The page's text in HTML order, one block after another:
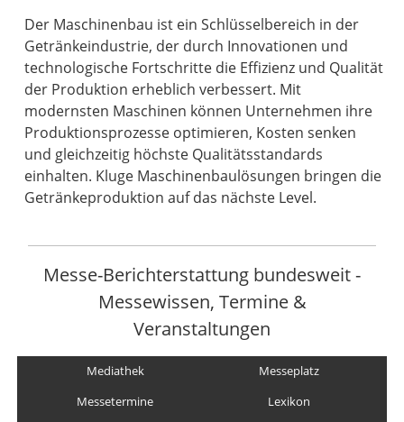
Der Maschinenbau ist ein Schlüsselbereich in der
Getränkeindustrie, der durch Innovationen und
technologische Fortschritte die Effizienz und Qualität
der Produktion erheblich verbessert. Mit
modernsten Maschinen können Unternehmen ihre
Produktionsprozesse optimieren, Kosten senken
und gleichzeitig höchste Qualitätsstandards
einhalten. Kluge Maschinenbaulösungen bringen die
Getränkeproduktion auf das nächste Level.
Messe-Berichterstattung bundesweit -
Messewissen, Termine &
Veranstaltungen
Mediathek
Messeplatz
Messetermine
Lexikon